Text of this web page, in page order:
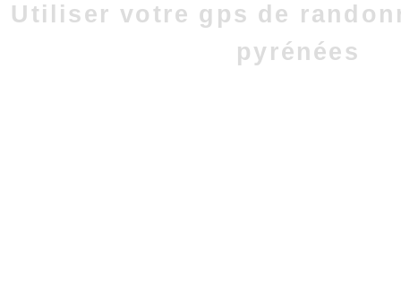
Utiliser votre gps de
pyrénées